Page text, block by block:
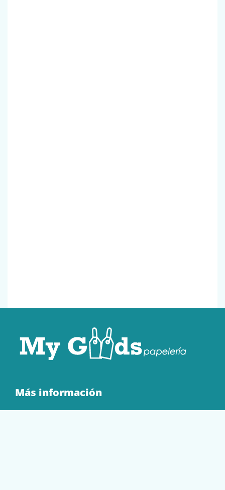
Más información